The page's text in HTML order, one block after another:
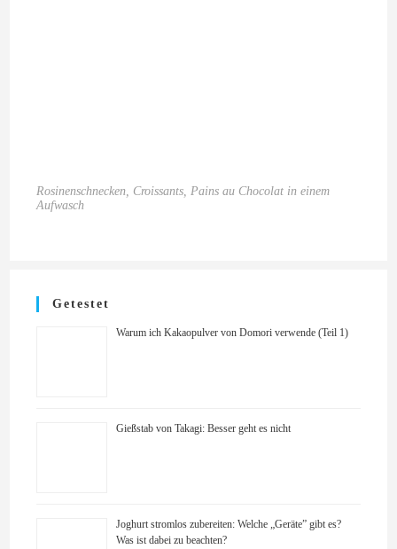
Rosinenschnecken, Croissants, Pains au Chocolat in einem
Aufwasch
Getestet
Warum ich Kakaopulver von Domori verwende (Teil 1)
Gießstab von Takagi: Besser geht es nicht
Joghurt stromlos zubereiten: Welche „Geräte” gibt es?
Was ist dabei zu beachten?